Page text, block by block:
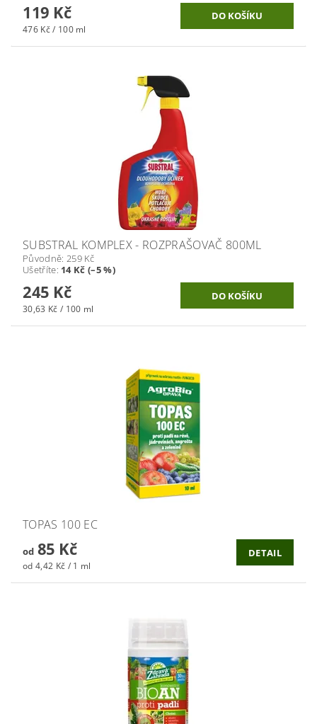
119 Kč
476 Kč / 100 ml
SUBSTRAL KOMPLEX - ROZPRAŠOVAČ 800ML
Původně: 259 Kč
Ušetříte: 14 Kč (–5 %)
245 Kč
30,63 Kč / 100 ml
TOPAS 100 EC
od85 Kč
od 4,42 Kč / 1 ml
DETAIL